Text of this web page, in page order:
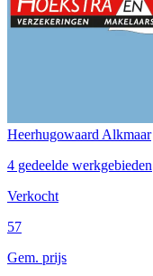
Heerhugowaard Alkmaar
4 gedeelde werkgebieden
Verkocht
57
Gem. prijs